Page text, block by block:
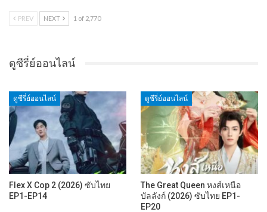
PREV NEXT 1 of 2,770
ดูซีรี่ย์ออนไลน์
ดูซีรี่ย์ออนไลน์
Flex X Cop 2 (2026) ซับไทย
EP1-EP14
ดูซีรี่ย์ออนไลน์
The Great Queen หงส์เหนือ
บัลลังก์ (2026) ซับไทย EP1-
EP20